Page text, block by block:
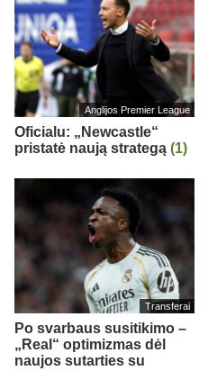
Anglijos Premier League
Oficialu: „Newcastle“
pristatė naują strategą (1)
Transferai
Po svarbaus susitikimo –
„Real“ optimizmas dėl
naujos sutarties su